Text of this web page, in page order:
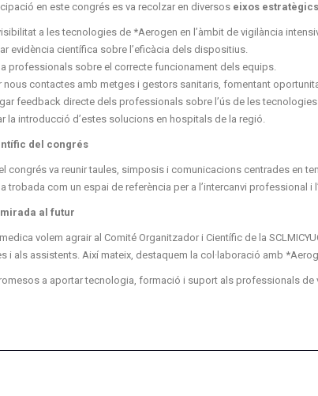
en este congrés es va recolzar en diversos eixos estratègics
a les tecnologies de *Aerogen en l’àmbit de vigilància
evidència científica sobre l’eficàcia dels dispositius.
a professionals sobre el correcte funcionament dels equips.
nous contactes amb metges i gestors sanitaris, fomentant
feedback directe dels professionals sobre l’ús de les
la introducció d’estes solucions en hospitals de la regió.
del congrés
congrés va reunir taules, simposis i comunicacions centrades en
trobada com un espai de referència per a l’intercanvi professional i
al futur
volem agrair al Comité Organitzador i Científic de la
i als assistents. Així mateix, destaquem la col·laboració amb
a aportar tecnologia, formació i suport als professionals de